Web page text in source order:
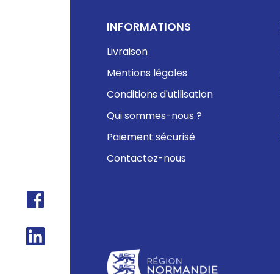
INFORMATIONS
Livraison
Mentions légales
Conditions d'utilisation
Qui sommes-nous ?
Paiement sécurisé
Contactez-nous